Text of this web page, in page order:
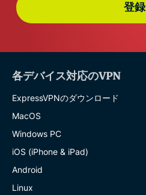
登録
各デバイス対応のVPN
ExpressVPNのダウンロード
MacOS
Windows PC
iOS (iPhone & iPad)
Android
Linux